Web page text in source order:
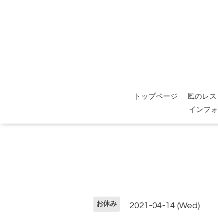
トップページ
風のレ
インフ
お休み 2021-04-14 (Wed)